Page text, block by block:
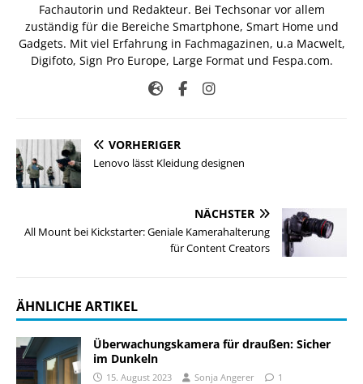
Fachautorin und Redakteur. Bei Techsonar vor allem
zuständig für die Bereiche Smartphone, Smart Home und
Gadgets. Mit viel Erfahrung in Fachmagazinen, u.a Macwelt,
Digifoto, Sign Pro Europe, Large Format und Fespa.com.
VORHERIGER
Lenovo lässt Kleidung designen
NÄCHSTER
All Mount bei Kickstarter: Geniale Kamerahalterung
für Content Creators
ÄHNLICHE ARTIKEL
Überwachungskamera für draußen: Sicher
im Dunkeln
15. August 2023 Sonja Angerer 1